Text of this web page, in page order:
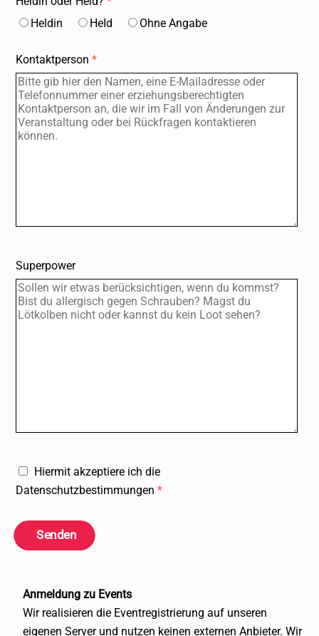
Heldin
HeId Ohne Angabe
Kontaktperson*
Superpower
Hiermit akzeptiere ich die
Datenschutzbestimmungen *
Senden
Anmeldung zu Events
Wir realisieren die Eventregistrierung auf unseren
eigenen Server und nutzen keinen externen Anbieter. Wir